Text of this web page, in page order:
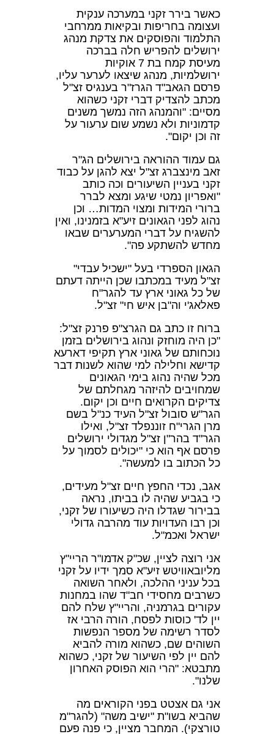
כאשר בירר זקני במערכה ענקית
ועצומה בחריפות ובקיאות ממרחבי
התלמוד והפוסקים את צדקת מנהג
ירושלים להפריש חלה בברכה
מעיסת קמח בת 7 אוקיות
ירושלמיות, מנהג שיצאו לערער עליו,
פרסם הגאב"ד הגרז"ר בענגיס זצ"ל
מכתב להצדיק דברי זקני כשהוא
מסיים: "והמנהג הזה נמשך משנים
קדמוניות ולא נשמע שום ערעור על
זה וכן יקום".
גם עמוד ההוראה בירושלים הג"ר
זאב מינצברג זצ"ל יצא להגן על כבוד
זקני בעניין השיעורים וכה כותב
"ואפריון נמטי שיגע ומצא לברר
ברורי המידות ומצוי המדות… וכן
נהוג לפני הגאונים זיע"א בזמנינו, ואין
להשגיח על דברי המערערים שבאו
מחדש להשתקע פה".
הגאון הספרדי בעל "ישכיל עבדי"
זצ"ל מעיד במכתבו שכן הייתה דעתם
של כל גאוני ארץ עד להגר"ח
פאלאג'י וה"בן איש חי" זצ"ל.
ברוח זו כתב גם הגרצ"פ פרנק זצ"ל:
"כן היה מוחזק ונהוג בירושלים בזמן
נוכחותם של גאוני ארץ תקיפי דארעא
קדישא וחלילה למי שהוא לשנות דבר
מכל שהיה נהוג בימי הגאונים
שמחויבים להיזהר מגחלתם של
צדיקים הקרואים חיים וכן יקום.
הגר"ש סובול זצ"ל העיד כנ"ל בשם
מרן הגרי"ח זוננפלד זצ"ל, ואילו
הגר"ד בהר"ן זצ"ל מגדולי ירושלים
פרסם אף הוא כי "יכולים לסמוך על
כל הכתוב בו למעשה".
אגב, נכדי החפץ חיים זצ"ל מעידים,
כי בגביע שהיה לו בביתו, נראה
בבירור שגדלו היה כשיעורו של זקני,
וכן רבו העדויות עוד מהרבה גדולי
ישראל ואכמ"ל.
אני רוצה לציין, שכ"ק אדמו"ר הריי"ץ
מליובאוויטש זיע"א סמך ידיו על זקני
בכל עניני ההלכה, ולאחר השואה
כשרבים מחסידי חב"ד שהו במחנות
עקורים בגרמניה, והריי"ץ שלח להם
יין לד' כוסות לפסח, הורה הרבי אז
לסדר רשימה של מספר הנפשות
השוהים שם, כשהוא מורה להביא
להם יין לפי השיעור של זקני, כשהוא
מתבטא: "הרי הוא הפוסק האחרון
שלנו".
אני גם אצטט בפני הקוראים מה
שהביא בשו"ת "ישיב משה" (להגר"מ
טורצקי). המחבר מציין, כי פנה פעם